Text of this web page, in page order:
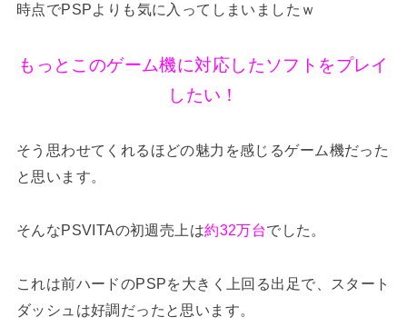
時点でPSPよりも気に入ってしまいましたｗ
もっとこのゲーム機に対応したソフトをプレイ
したい！
そう思わせてくれるほどの魅力を感じるゲーム機だった
と思います。
そんなPSVITAの初週売上は約32万台でした。
これは前ハードのPSPを大きく上回る出足で、スタート
ダッシュは好調だったと思います。